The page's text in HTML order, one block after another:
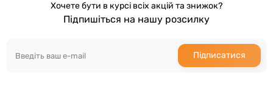
Хочете бути в курсі всіх акцій та знижок?
Підпишіться на нашу розсилку
Підписатися